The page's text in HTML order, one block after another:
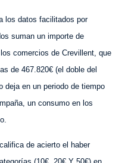
los datos facilitados por
suman un importe de
comercios de Crevillent, que
de 467.820€ (el doble del
deja en un periodo de tiempo
un consumo en los
de acierto el haber